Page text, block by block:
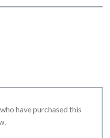
have purchased this